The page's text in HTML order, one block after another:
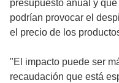
presupuesto anual y
podrían provocar el
el precio de los
"El impacto puede ser
recaudación que está